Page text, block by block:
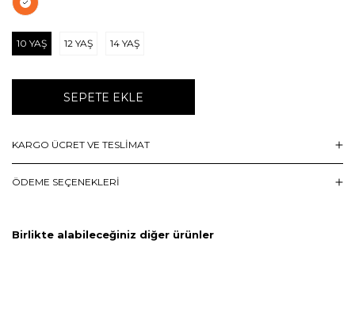
10 YAŞ 12 YAŞ 14 YAŞ
SEPETE EKLE
KARGO ÜCRET VE TESLİMAT
ÖDEME SEÇENEKLERI
Birlikte alabileceğiniz diğer ürünler